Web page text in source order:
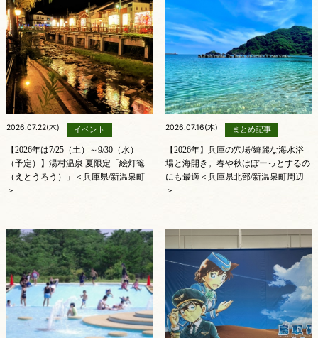
2026.07.22(木) イベント
【2026年は7/25（土）～9/30（水）
（予定）】湯村温泉 夏限定「絵灯篭
（えとうろう）」＜兵庫県/新温泉町
＞
2026.07.16(木) まとめ記事
【2026年】兵庫の穴場/綺麗な海水浴
場と海開き。春や秋はぼーっとするの
にも最適＜兵庫県北部/新温泉町周辺
＞